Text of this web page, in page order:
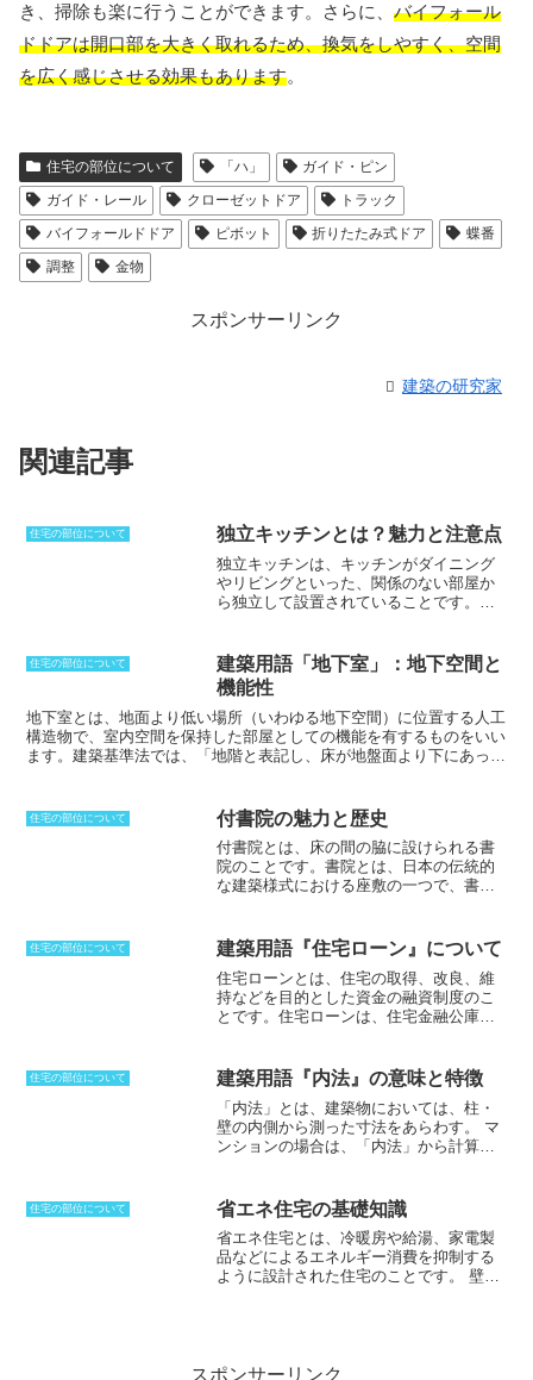
き、掃除も楽に行うことができます。さらに、 バイフォール
ドドアは開口部を大きく取れるため、換気をしやすく、空間
を広く感じさせる効果もあります。
住宅の部位について 「ハ」
ガイド・ピン
ガイド・レール
クローゼットドア
トラック
バイフォールドドア
ピボット 折りたたみ式ドア
蝶番
調整
金物
スポンサーリンク
建築の研究家
関連記事
住宅の部位について 独立キッチンとは？魅力と注意点
独立キッチンは、キッチンがダイニング
やリビングといった、関係のない部屋か
ら独立して設置されていることです。他
り、クローズドキッチンとも呼ばれま
す。独立キッチンにすることによって、
調理中に発生する臭いなどが、他の部屋
などに影響することが少なくなり、音も
聞こえにくく、キッチン自体も見せるこ
とがありません。インテリアコーディネ
うになりますが、反面、ダイニングに対
する動線計画を明確にする必要が出てき
ます。
住宅の部位について
建築用語「地下室」：地下空間と
機能性
地下室とは、地面より低い場所（いわゆる地下空間）に位置する人工
構造物で、室内空間を保持した部屋としての機能を有するものをいい
ます。建築基準法では、「地階と表記し、床が地盤面より下にあっ
衛生面などで適切な処置を施す必要がありますが、年間を通して温度
変化が少なく、断熱性や遮音性が高いという特徴があります。
延床面積の３分の１以下までなら延床面積に算入されないため、土地
の有効活用という点でメリットがあります。採光のためにドライエイ
リア（空堀）を設けた地下室はリビングや寝室などに、開口部のない
住宅の部位について 付書院の魅力と歴史
付書院とは、床の間の脇に設けられる書
院のことです。書院とは、日本の伝統的
な建築様式における座敷の一つで、書物
は、平書院と付書院の2種類があり、棚板
と明かり取りをするための障子で構成さ
れているのが付書院となります。平書院
は、明かり取りに使う障子しかないた
め、棚板を付けることになるため、その
平書院は、棚板がないため、外側に対し
われるようになっていきました。もとも
とは、鎌倉時代から室町時代には、貴族
や僧侶の住宅に読書用の板張りとして利
の装飾に。付書院とは呼ばず出書院と呼
ばれるのも、こうした流れがあるからで
ある。
住宅の部位について 建築用語『住宅ローン』について
住宅ローンとは、住宅の取得、改良、維
持などを目的とした資金の融資制度のこ
とです 。住宅ローンは、住宅金融公庫な
融資条件を満たすことが必要ですが、例
えば銀行などは、申込み時の年齢が20歳
以上で一定の収入基準を満たしている人
が融資対象となり、原則的に団体信用生
命保険への加入が必要となります。ま
住宅の部位について 建築用語『内法』の意味と特徴
「内法」とは、建築物においては、柱・
壁の内側から測った寸法をあらわす。
マ
ンションの場合は、「内法」から計算し
申請する「建築確認」ときや、不動産広
告・パンフレットにおいて記載されてい
る「専有面積」は、部屋の壁の中心線で
囲まれた部分の面積である「壁芯面積」
が使用されるため、登記上の面積の方
面積の差で軽減措置が受けられなくな
住宅の部位について 省エネ住宅の基礎知識
省エネ住宅とは、冷暖房や給湯、家電製
品などによるエネルギー消費を抑制する
ように設計された住宅のことです。
壁や
ウールやグラスウールなどの無機質系
スポンサーリンク